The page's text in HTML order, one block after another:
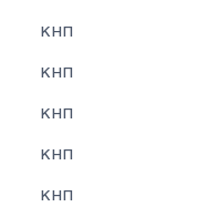
КНП
КНП
КНП
КНП
КНП